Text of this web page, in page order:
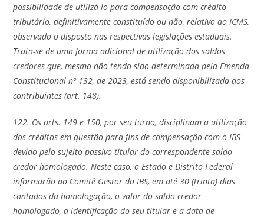
possibilidade de utilizá-lo para compensação com crédito
tributário, definitivamente constituído ou não, relativo ao ICMS,
observado o disposto nas respectivas legislações estaduais.
Trata-se de uma forma adicional de utilização dos saldos
credores que, mesmo não tendo sido determinada pela Emenda
Constitucional nº 132, de 2023, está sendo disponibilizada aos
contribuintes (art. 148).
122. Os arts. 149 e 150, por seu turno, disciplinam a utilização
dos créditos em questão para fins de compensação com o IBS
devido pelo sujeito passivo titular do correspondente saldo
credor homologado. Neste caso, o Estado e Distrito Federal
informarão ao Comitê Gestor do IBS, em até 30 (trinta) dias
contados da homologação, o valor do saldo credor
homologado, a identificação do seu titular e a data de